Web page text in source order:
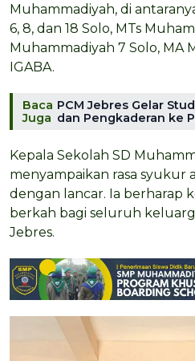
Muhammadiyah, di
6, 8, dan 18 Solo, MTs
Muhammadiyah 7 Solo, MA
IGABA.
Baca
Juga
PCM Jebres Gelar
dan Pengkaderan ke
Kepala Sekolah SD
menyampaikan rasa syukur
dengan lancar. Ia berharap
berkah bagi seluruh
Jebres.